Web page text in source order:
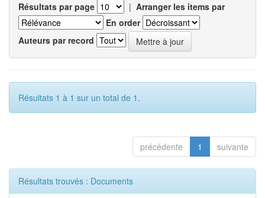
Résultats par page | Arranger les items par
En order
Auteurs par record
Résultats 1 à 1 sur un total de 1.
précédente 1 suivante
Résultats trouvés : Documents